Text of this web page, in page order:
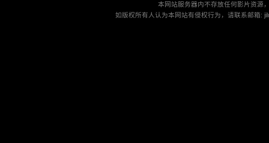
本网站服务器内不存放任何影片资源
如版权所有人认为本网站有侵权行为，请联系邮箱: